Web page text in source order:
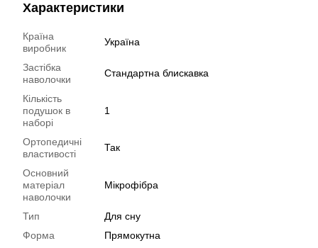
Характеристики
Країна
виробник
Україна
Застібка
наволочки
Стандартна блискавка
Кількість
подушок в
наборі
1
Ортопедичні
властивості
Так
Основний
матеріал
наволочки
Мікрофібра
Тип
Для сну
Форма
Прямокутна